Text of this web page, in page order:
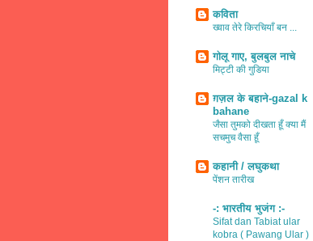
कविता
ख्वाव तेरे किरचियाँ बन ...
गोलू गाए, बुलबुल नाचे
मिट्टी की गुडिया
ग़ज़ल के बहाने-gazal k
bahane
जैसा तुमको दीखता हूँ क्या मैं
सचमुच वैसा हूँ
कहानी / लघुकथा
पेंशन तारीख
-: भारतीय भुजंग :-
Sifat dan Tabiat ular
kobra ( Pawang Ular )